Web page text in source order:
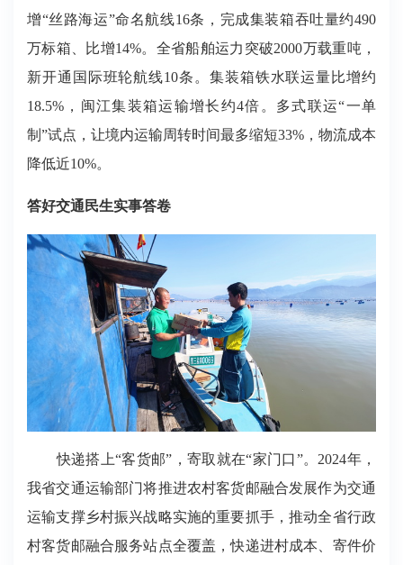
增“丝路海运”命名航线16条，完成集装箱吞吐量约490
万标箱、比增14%。全省船舶运力突破2000万载重吨，
新开通国际班轮航线10条。集装箱铁水联运量比增约
18.5%，闽江集装箱运输增长约4倍。多式联运“一单
制”试点，让境内运输周转时间最多缩短33%，物流成本
降低近10%。
答好交通民生实事答卷
快递搭上“客货邮”，寄取就在“家门口”。2024年，
我省交通运输部门将推进农村客货邮融合发展作为交通
运输支撑乡村振兴战略实施的重要抓手，推动全省行政
村客货邮融合服务站点全覆盖，快递进村成本、寄件价